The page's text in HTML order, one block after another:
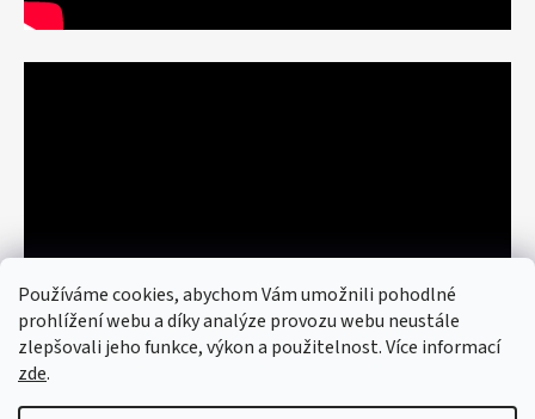
Používáme cookies, abychom Vám umožnili pohodlné
prohlížení webu a díky analýze provozu webu neustále
zlepšovali jeho funkce, výkon a použitelnost. Více informací
zde.